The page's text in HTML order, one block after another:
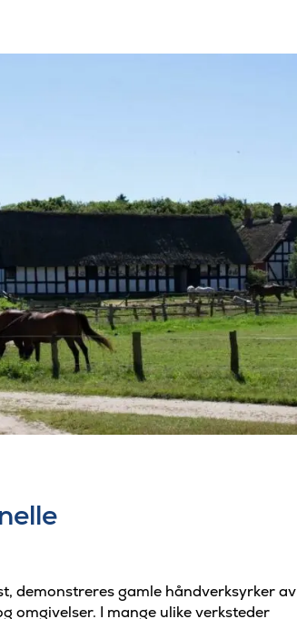
demonstreres gamle håndverksyrker av
omgivelser. I mange ulike verksteder